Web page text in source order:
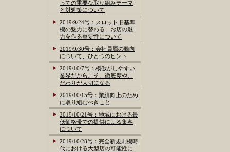
っての重要な取り組みテーマ
と対処策について
2019/9/24号：スロット旧基準
機の魅力に替わる、お店の魅
力を作る重要性について
2019/9/30号：会社員層の動向
について、ひとつのヒント
2019/10/7号：模倣がしやすい
業界だからこそ、徹底度やこ
だわりが大切になる
2019/10/15号：業績向上のため
に取り組むべきこと
2019/10/21号：地域における最
低価格帯での提供による集客
について
2019/10/28号：完全新規則機時
代における大型店の可能性に